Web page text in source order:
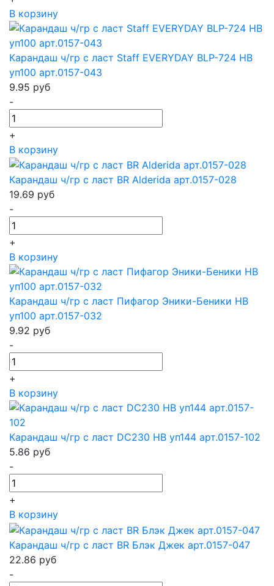
В корзину
Карандаш ч/гр с ласт Staff EVERYDAY BLP-724 HB
уп100 арт.0157-043
9.95 руб
-
+
В корзину
Карандаш ч/гр с ласт BR Alderida арт.0157-028
19.69 руб
-
+
В корзину
Карандаш ч/гр с ласт Пифагор Эники-Беники HB
уп100 арт.0157-032
9.92 руб
-
+
В корзину
Карандаш ч/гр с ласт DC230 HB уп144 арт.0157-102
5.86 руб
-
+
В корзину
Карандаш ч/гр с ласт BR Блэк Джек арт.0157-047
22.86 руб
-